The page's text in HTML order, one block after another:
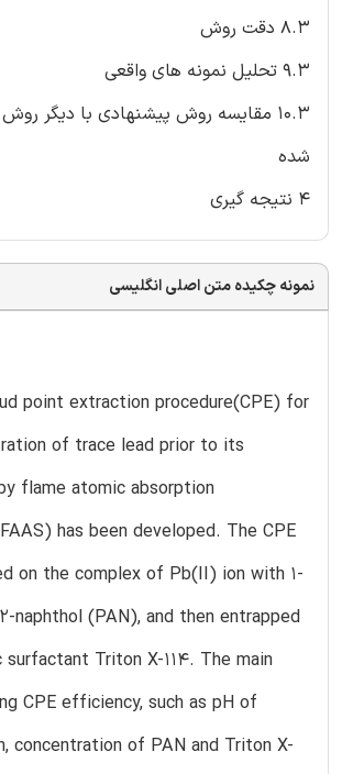
8.3 دقت روش
9.3 تحلیل نمونه های واقعی
10.3 مقایسه روش پیشنهادی با دیگر
شده
4 نتیجه گیری
نمونه چکیده متن اصلی انگلیسی
point extraction procedure(CPE) for
of trace lead prior to its
flame atomic absorption
has been developed. The CPE
on the complex of Pb(II) ion with 1-
naphthol (PAN), and then entrapped
surfactant Triton X-114. The main
CPE efficiency, such as pH of
concentration of PAN and Triton X-